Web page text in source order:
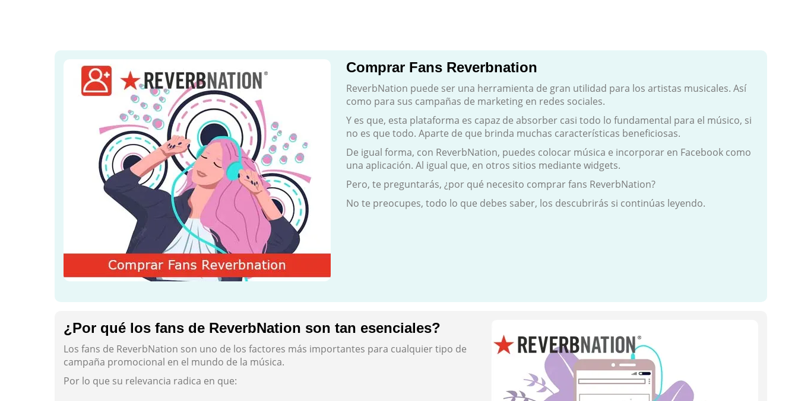
Comprar Fans Reverbnation
ReverbNation puede ser una herramienta de gran utilidad para los artistas musicales. Así
como para sus campañas de marketing en redes sociales.
Y es que, esta plataforma es capaz de absorber casi todo lo fundamental para el músico, si
no es que todo. Aparte de que brinda muchas características beneficiosas.
De igual forma, con ReverbNation, puedes colocar música e incorporar en Facebook como
una aplicación. Al igual que, en otros sitios mediante widgets.
Pero, te preguntarás, ¿por qué necesito comprar fans ReverbNation?
No te preocupes, todo lo que debes saber, los descubrirás si continúas leyendo.
¿Por qué los fans de ReverbNation son tan esenciales?
Los fans de ReverbNation son uno de los factores más importantes para cualquier tipo de
campaña promocional en el mundo de la música.
Por lo que su relevancia radica en que: